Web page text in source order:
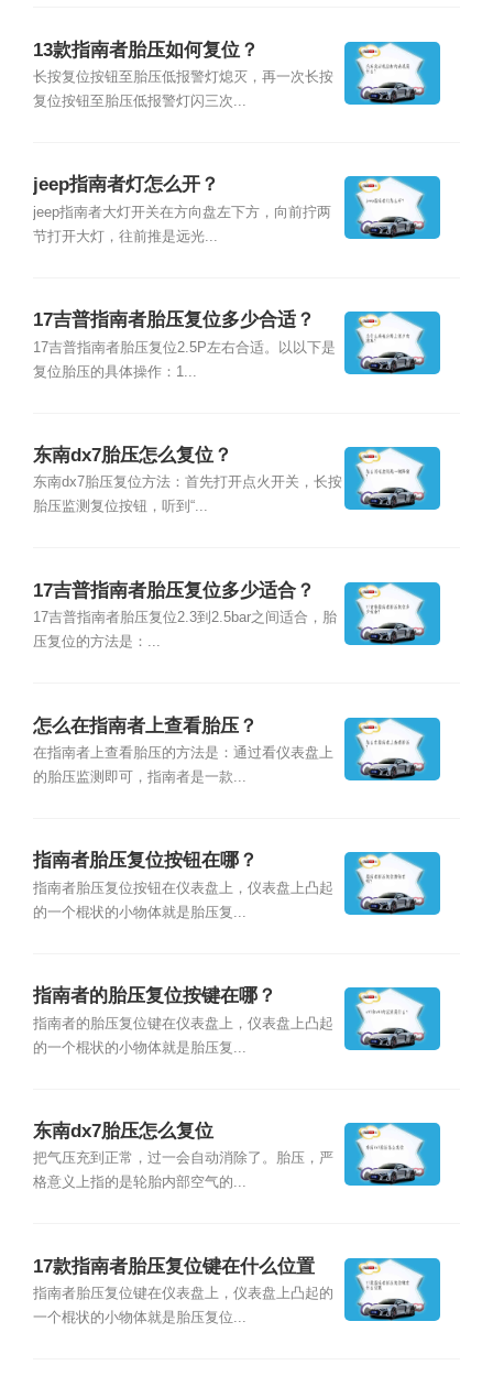
13款指南者胎压如何复位？
长按复位按钮至胎压低报警灯熄灭，再一次长按
复位按钮至胎压低报警灯闪三次...
jeep指南者灯怎么开？
jeep指南者大灯开关在方向盘左下方，向前拧两
节打开大灯，往前推是远光...
17吉普指南者胎压复位多少合适？
17吉普指南者胎压复位2.5P左右合适。以以下是
复位胎压的具体操作：1...
东南dx7胎压怎么复位？
东南dx7胎压复位方法：首先打开点火开关，长按
胎压监测复位按钮，听到“...
17吉普指南者胎压复位多少适合？
17吉普指南者胎压复位2.3到2.5bar之间适合，胎
压复位的方法是：...
怎么在指南者上查看胎压？
在指南者上查看胎压的方法是：通过看仪表盘上
的胎压监测即可，指南者是一款...
指南者胎压复位按钮在哪？
指南者胎压复位按钮在仪表盘上，仪表盘上凸起
的一个棍状的小物体就是胎压复...
指南者的胎压复位按键在哪？
指南者的胎压复位键在仪表盘上，仪表盘上凸起
的一个棍状的小物体就是胎压复...
东南dx7胎压怎么复位
把气压充到正常，过一会自动消除了。胎压，严
格意义上指的是轮胎内部空气的...
17款指南者胎压复位键在什么位置
指南者胎压复位键在仪表盘上，仪表盘上凸起的
一个棍状的小物体就是胎压复位...